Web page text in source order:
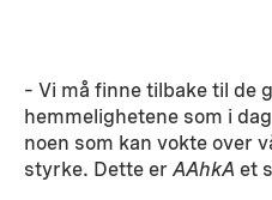
– Vi må finne tilbake til de
hemmelighetene som i
noen som kan vokte over
styrke. Dette erAAhkA et